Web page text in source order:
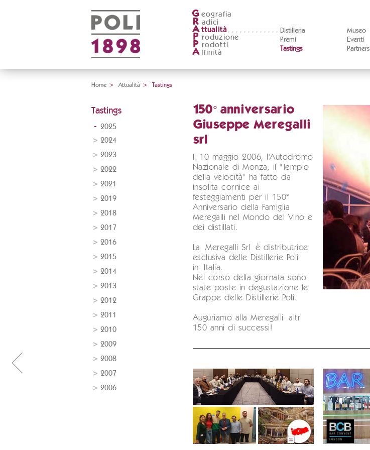
G eografia
R adici
A ttualità
Distilleria
Premi
Tastings
Museo
Eventi
Partners
P roduzione
P rodotti
A ffinità
Home > Attualità > Tastings
Tastings
2025
2024
2023
2022
2021
2019
2018
2017
2016
2015
2014
2013
2012
2011
2010
2009
2008
2007
2006
150° anniversario
Giuseppe Meregalli
srl
Il 10 maggio 2006, l'Autodromo
Nazionale di Monza, il "Tempio
della velocità" ha fatto da
insolita cornice ai
festeggiamenti per il 150°
Anniversario della Famiglia
Meregalli nel Mondo del Vino e
dei distillati.
La Meregalli Srl è distributrice
esclusiva delle Distillerie Poli
in Italia.
Nel corso della giornata sono
state poste in degustazione Ie
Grappe delle Distillerie Poli.
Auguriamo alla Meregalli altri
150 anni di successi!